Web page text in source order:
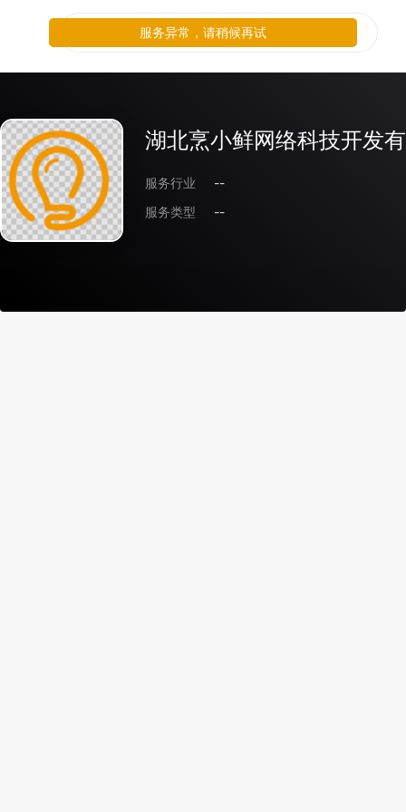
湖北烹小鲜网络科技开发
服务行业
--
服务类型
--
服务异常，请稍候再试